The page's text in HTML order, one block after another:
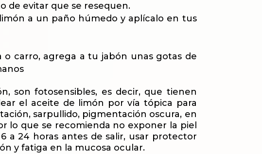
de evitar que se resequen.
a un paño húmedo y aplícalo en tus
carro, agrega a tu jabón unas gotas de
son fotosensibles, es decir, que tienen
el aceite de limón por vía tópica para
sarpullido, pigmentación oscura, en
lo que se recomienda no exponer la piel
a 24 horas antes de salir, usar protector
y fatiga en la mucosa ocular.